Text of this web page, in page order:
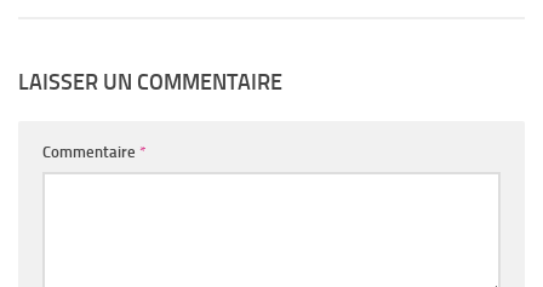
LAISSER UN COMMENTAIRE
Commentaire *